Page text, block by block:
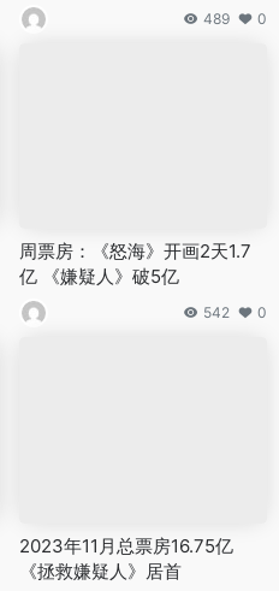
489 0
周票房：《怒海》开画2天1.7
亿 《嫌疑人》破5亿
542 0
2023年11月总票房16.75亿
《拯救嫌疑人》居首